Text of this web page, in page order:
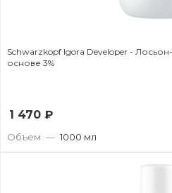
Schwarzkopf Igora Developer -
основе 3%
1 470 ₽
Объем — 1000 мл